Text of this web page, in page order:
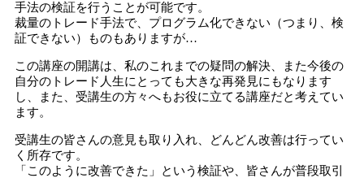
手法の検証を行うことが可能です。
裁量のトレード手法で、プログラム化できない（つまり、検
証できない）ものもありますが…
この講座の開講は、私のこれまでの疑問の解決、また今後の
自分のトレード人生にとっても大きな再発見にもなります
し、また、受講生の方々へもお役に立てる講座だと考えてい
ます。
受講生の皆さんの意見も取り入れ、どんどん改善は行ってい
く所存です。
「このように改善できた」という検証や、皆さんが普段取引